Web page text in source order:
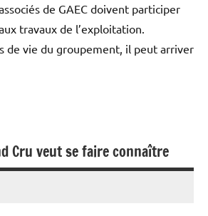
de GAEC doivent participer
travaux de l’exploitation.
de vie du groupement, il peut arriver
Cru veut se faire connaître